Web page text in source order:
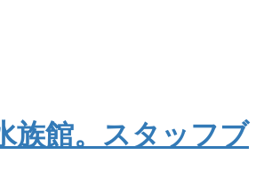
族館。スタッフブ